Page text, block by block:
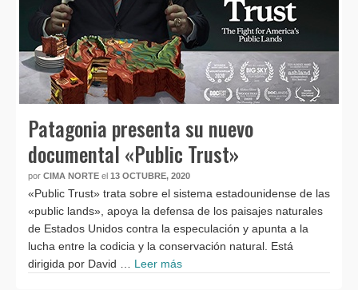
Patagonia presenta su nuevo
documental «Public Trust»
por CIMA NORTE el 13 OCTUBRE, 2020
«Public Trust» trata sobre el sistema estadounidense de las
«public lands», apoya la defensa de los paisajes naturales
de Estados Unidos contra la especulación y apunta a la
lucha entre la codicia y la conservación natural. Está
dirigida por David … Leer más